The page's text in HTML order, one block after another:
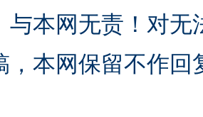
与本网无责！对
，本网保留不作